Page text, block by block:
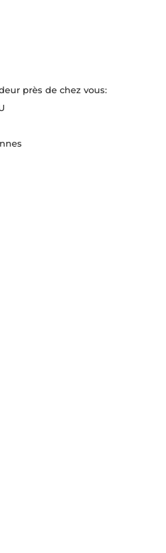
près de chez vous: